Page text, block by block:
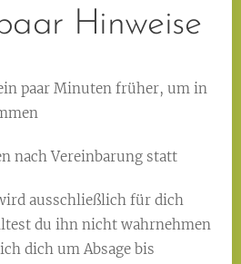
Hinweise
paar Minuten früher, um in
nach Vereinbarung statt
ausschließlich für dich
du ihn nicht wahrnehmen
dich um Absage bis